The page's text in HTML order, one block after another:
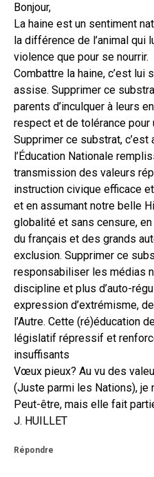
Bonjour,
La haine est un sentiment
la différence de l’animal qui
violence que pour se nourrir.
Combattre la haine, c’est lui
assise. Supprimer ce
parents d’inculquer à leurs
respect et de tolérance pour
Supprimer ce substrat,
l’Éducation Nationale
transmission des valeurs
instruction civique efficace
et en assumant notre belle
globalité et sans censure,
du français et des grands
exclusion. Supprimer ce
responsabiliser les médias
discipline et plus d’auto-
expression d’extrémisme,
l’Autre. Cette (ré)éducation
législatif répressif et
insuffisants
Vœux pieux? Au vu des
(Juste parmi les Nations), je
Peut-être, mais elle fait
J. HUILLET
Répondre